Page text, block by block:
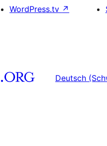
WordPress.tv ↗
Deutsch